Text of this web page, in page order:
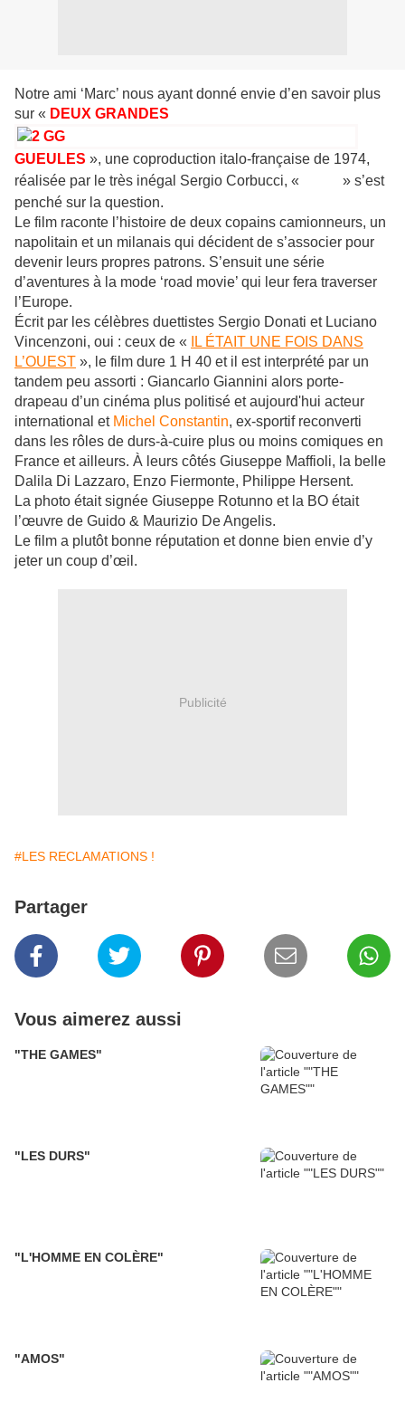
Notre ami ‘Marc’ nous ayant donné envie d’en savoir plus
sur « DEUX GRANDES
GUEULES », une coproduction italo-française de 1974,
réalisée par le très inégal Sergio Corbucci, «
» s’est
penché sur la question.
Le film raconte l’histoire de deux copains camionneurs, un
napolitain et un milanais qui décident de s’associer pour
devenir leurs propres patrons. S’ensuit une série
d’aventures à la mode ‘road movie’ qui leur fera traverser
l’Europe.
Écrit par les célèbres duettistes Sergio Donati et Luciano
Vincenzoni, oui : ceux de «
IL ÉTAIT UNE FOIS DANS
L’OUEST », le film dure 1 H 40 et il est interprété par un
tandem peu assorti : Giancarlo Giannini alors porte-
drapeau d’un cinéma plus politisé et aujourd'hui acteur
international et Michel Constantin, ex-sportif reconverti
dans les rôles de durs-à-cuire plus ou moins comiques en
France et ailleurs. À leurs côtés Giuseppe Maffioli, la belle
Dalila Di Lazzaro, Enzo Fiermonte, Philippe Hersent.
La photo était signée Giuseppe Rotunno et la BO était
l’œuvre de Guido & Maurizio De Angelis.
Le film a plutôt bonne réputation et donne bien envie d’y
jeter un coup d’œil.
Publicité
#LES RECLAMATIONS !
Partager
Vous aimerez aussi
"THE GAMES"
"LES DURS"
"L'HOMME EN COLÈRE"
"AMOS"